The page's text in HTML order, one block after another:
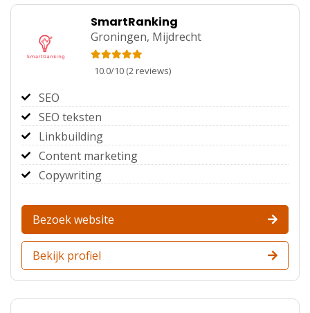
SmartRanking
Groningen, Mijdrecht
10.0/10 (2reviews)
SEO
SEO teksten
Linkbuilding
Content marketing
Copywriting
Bezoek website
Bekijk profiel